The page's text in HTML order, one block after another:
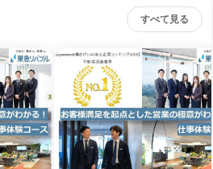
すべて見る